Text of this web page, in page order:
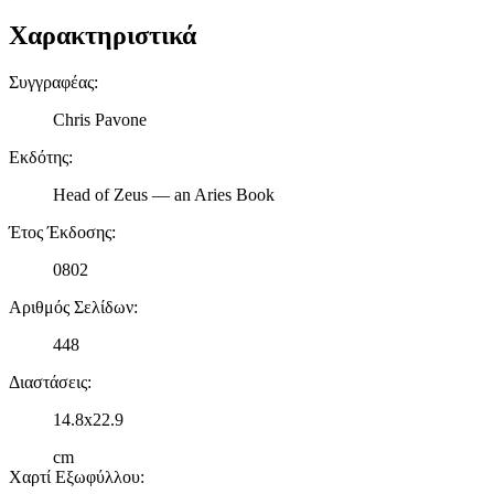
δικτύωσης, διαφημίσεων και ανάλυσης.
Χαρακτηριστικά
Συγγραφέας:
Chris Pavone
Εκδότης:
Head of Zeus — an Aries Book
Έτος Έκδοσης:
0802
Αριθμός Σελίδων:
448
Διαστάσεις:
14.8x22.9
cm
Χαρτί Εξωφύλλου: